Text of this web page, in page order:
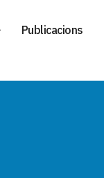
Publicacions